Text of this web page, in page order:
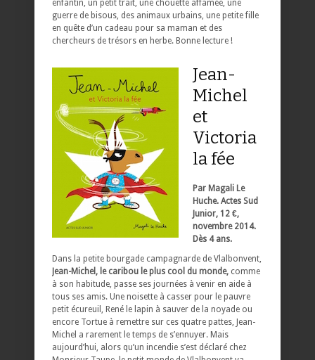
enfantin, un petit trait, une chouette affamée, une
guerre de bisous, des animaux urbains, une petite fille
en quête d’un cadeau pour sa maman et des
chercheurs de trésors en herbe. Bonne lecture !
Jean-
Michel
et
Victoria
la fée
Par Magali Le
Huche. Actes Sud
Junior, 12 €,
novembre 2014.
Dès 4 ans.
Dans la petite bourgade campagnarde de Vlalbonvent,
Jean-Michel, le caribou le plus cool du monde, comme
à son habitude, passe ses journées à venir en aide à
tous ses amis. Une noisette à casser pour le pauvre
petit écureuil, René le lapin à sauver de la noyade ou
encore Tortue à remettre sur ces quatre pattes, Jean-
Michel a rarement le temps de s’ennuyer. Mais
aujourd’hui, alors qu’un incendie s’est déclaré chez